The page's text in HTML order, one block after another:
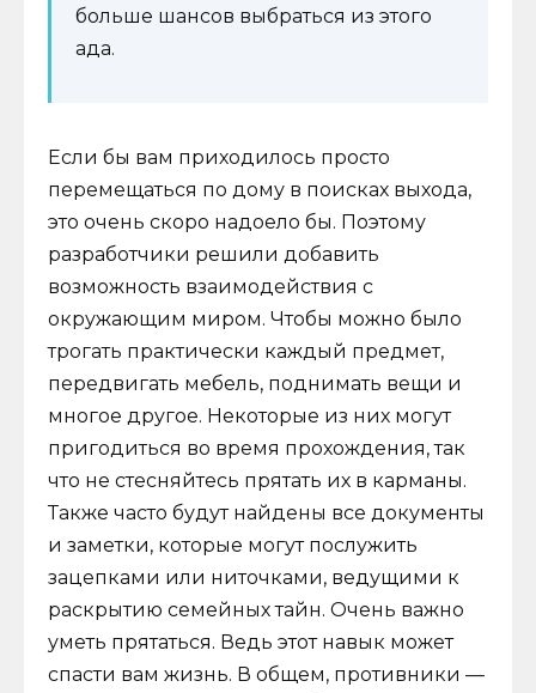
больше шансов выбраться из этого
ада.
Если бы вам приходилось просто
перемещаться по дому в поисках выхода,
это очень скоро надоело бы. Поэтому
разработчики решили добавить
возможность взаимодействия с
окружающим миром. Чтобы можно было
трогать практически каждый предмет,
передвигать мебель, поднимать вещи и
многое другое. Некоторые из них могут
пригодиться во время прохождения, так
что не стесняйтесь прятать их в карманы.
Также часто будут найдены все документы
и заметки, которые могут послужить
зацепками или ниточками, ведущими к
раскрытию семейных тайн. Очень важно
уметь прятаться. Ведь этот навык может
спасти вам жизнь. В общем, противники —